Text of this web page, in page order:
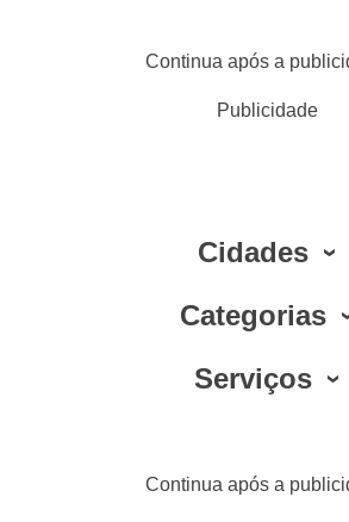
Continua após a
Publicidade
Cidades
Categorias
Serviços
Continua após a